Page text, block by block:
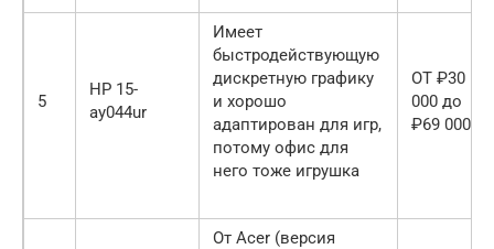
5
HP 15-
ay044ur
Имеет
быстродействующую
дискретную графику
и хорошо
адаптирован для игр,
потому офис для
него тоже игрушка
ОТ ₽30
000 до
₽69 000
От Acer (версия